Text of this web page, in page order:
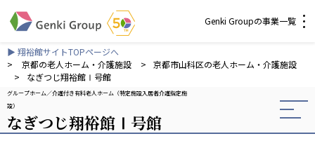
Genki Groupの事業一覧
介護・福祉
社会福祉法人元気村
▶ 翔裕館サイトTOPページへ
>
京都の老人ホーム・介護施設 >
京都市山科区の老人ホーム・介護施設
>
なぎつじ翔裕館Ⅰ号館
グループホーム
介護付き有料老人ホーム（特定施設入居者介護指定施
設）
なぎつじ翔裕館Ⅰ号館